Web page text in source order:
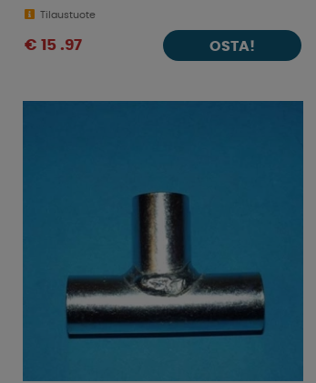
Tilaustuote
€ 15 .97 OSTA!